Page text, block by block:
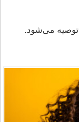
می‌شود.